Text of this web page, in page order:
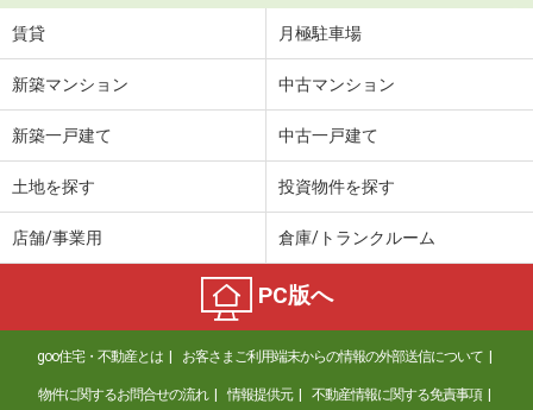
賃貸 月極駐車場
新築マンション 中古マンション
新築一戸建て 中古一戸建て
土地を探す 投資物件を探す
店舗/事業用 倉庫/トランクルーム
PC版へ
goo住宅・不動産とは お客さまご利用端末からの情報の外部送信について
物件に関するお問合せの流れ 情報提供元 不動産情報に関する免責事項